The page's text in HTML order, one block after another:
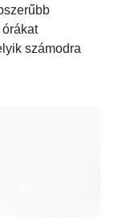
számodra